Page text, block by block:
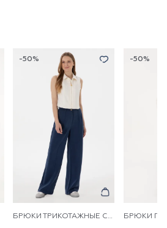
-50%
БРЮКИ ТРИКОТАЖНЫЕ СО СТРЕЛКАМИ
-50%